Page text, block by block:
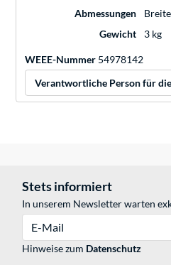
Abmessungen
Gewicht
3 kg
WEEE-Nummer 54978142
Verantwortliche Person für
Stets informiert
In unserem Newsletter warten
Hinweise zum Datenschutz